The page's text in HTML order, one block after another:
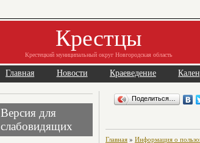
Крестцы
Крестецкий муниципальный округ Новгородская область
Главная Новости Краеведение
Версия для
слабовидящих
Поделиться…
Главная » Информация о